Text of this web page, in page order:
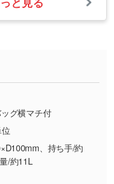
淡を表現した
印刷したい／印
ップの指定や、
おります。→詳
こともございま
場合
いて
た場合、または
る場合
交換依頼(商
問も受け付けて
～
グ横マチ付
、持ち手/約
/約11L